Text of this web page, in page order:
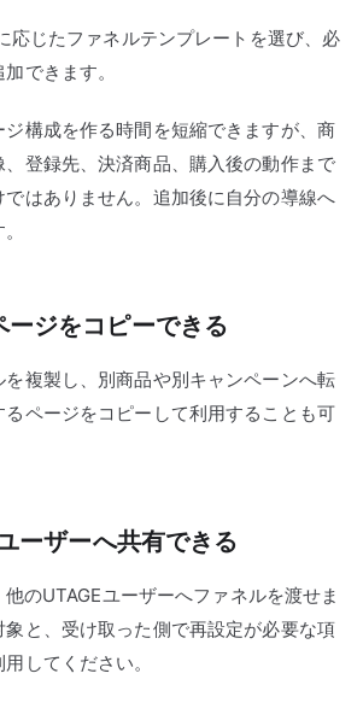
応じたファネルテンプレートを選び、必
できます。
構成を作る時間を短縮できますが、商
登録先、決済商品、購入後の動作まで
ではありません。追加後に自分の導線へ
ージをコピーできる
複製し、別商品や別キャンペーンへ転
ページをコピーして利用することも可
ーザーへ共有できる
のUTAGEユーザーへファネルを渡せま
と、受け取った側で再設定が必要な項
してください。